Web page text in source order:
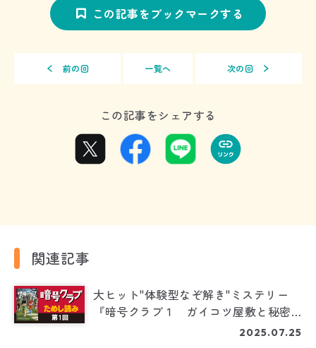
この記事をブックマークする
前の回 一覧へ 次の回
この記事をシェアする
関連記事
大ヒット"体験型なぞ解き"ミステリー
『暗号クラブ１ ガイコツ屋敷と秘密
2025.07.25